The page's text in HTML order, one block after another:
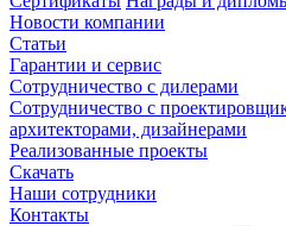
Новости компании
Статьи
Гарантии и сервис
Сотрудничество с дилерами
Сотрудничество с
архитекторами, дизайнерами
Реализованные проекты
Скачать
Наши сотрудники
Контакты